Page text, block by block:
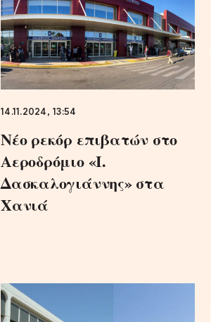
14.11.2024, 13:54
Nέο ρεκόρ επιβατών στο
Aεροδρόμιο «Ι.
Δασκαλογιάννης» στα
Χανιά